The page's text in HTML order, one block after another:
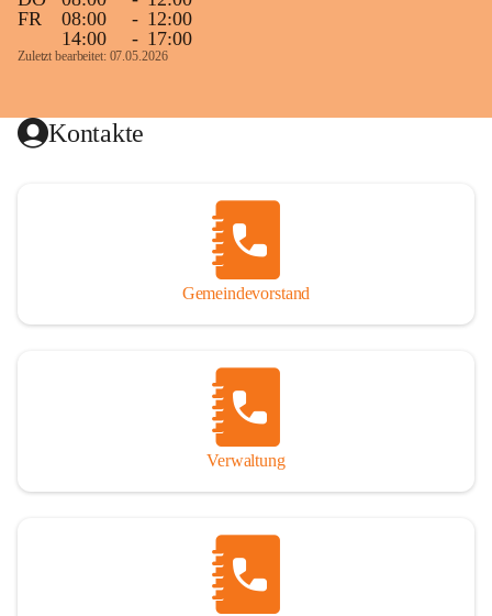
FR
08:00 - 12:00
14:00
- 17:00
Zuletzt bearbeitet: 07.05.2026
Kontakte
Gemeindevorstand
Verwaltung